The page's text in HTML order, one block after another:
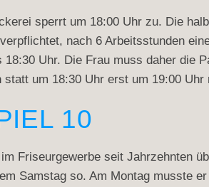
sperrt um 18:00 Uhr zu. Die
nach 6 Arbeitsstunden
Uhr. Die Frau muss daher die
um 18:30 Uhr erst um 19:00 Uhr
10
Friseurgewerbe seit Jahrzehnten
Samstag so. Am Montag musste